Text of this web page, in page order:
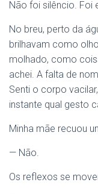
Não foi silêncio. Foi
No breu, perto da
brilhavam como
molhado, como
achei. A falta de
Senti o corpo
instante qual gesto
Minha mãe recuou
— Não.
Os reflexos se